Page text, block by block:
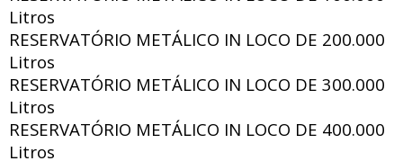
Litros
RESERVATÓRIO METÁLICO IN LOCO DE 200.000
Litros
RESERVATÓRIO METÁLICO IN LOCO DE 300.000
Litros
RESERVATÓRIO METÁLICO IN LOCO DE 400.000
Litros